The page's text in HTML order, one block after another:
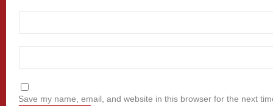
Save my name, email, and website in this browser for the next